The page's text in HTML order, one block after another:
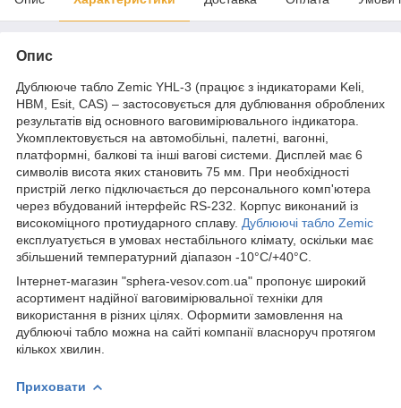
Опис
Дублююче табло Zemic YHL-3 (працює з індикаторами Keli,
HBM, Esit, CAS) – застосовується для дублювання оброблених
результатів від основного ваговимірювального індикатора.
Укомплектовується на автомобільні, палетні, вагонні,
платформні, балкові та інші вагові системи. Дисплей має 6
символів висота яких становить 75 мм. При необхідності
пристрій легко підключається до персонального комп'ютера
через вбудований інтерфейс RS-232. Корпус виконаний із
високоміцного протиударного сплаву. Дублюючі табло Zemic
експлуатується в умовах нестабільного клімату, оскільки має
збільшений температурний діапазон -10°C/+40°C.
Інтернет-магазин "sphera-vesov.com.ua" пропонує широкий
асортимент надійної ваговимірювальної техніки для
використання в різних цілях. Оформити замовлення на
дублюючі табло можна на сайті компанії власноруч протягом
кількох хвилин.
Приховати